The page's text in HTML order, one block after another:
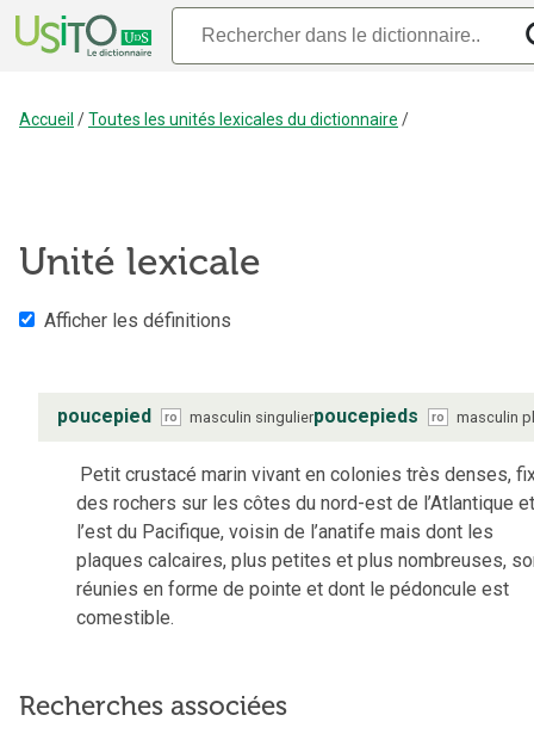
Accueil /Toutes les unités lexicales du dictionnaire /
Unité lexicale
Afficher les définitions
poucepied ro masculin singulierpoucepieds ro masculin
Petit crustacé marin vivant en colonies très denses,
des rochers sur les côtes du nord-est de l’Atlantique
l’est du Pacifique, voisin de l’anatife mais dont les
plaques calcaires, plus petites et plus nombreuses,
réunies en forme de pointe et dont le pédoncule est
comestible.
Recherches associées